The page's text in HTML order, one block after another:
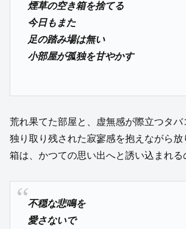
煙草の空き箱を捨てる
今日もまた
足の踏み場は無い
小部屋が孤独を甘やかす
荒れ果てた部屋と、虚無感が際立つタバ
独り取り残された寂寥感を抱えながら
箱は、かつての思い出へと誘い込まれる
不穏な悲鳴を
愛さないで